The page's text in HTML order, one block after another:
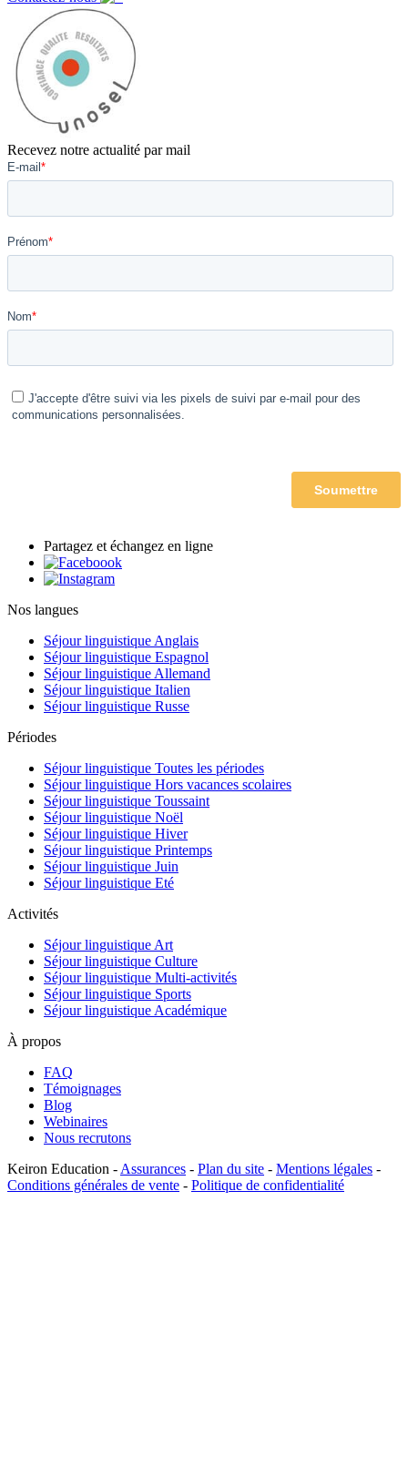
Recevez notre actualité par mail
Partagez et échangez en ligne
Nos langues
Séjour linguistique Anglais
Séjour linguistique Espagnol
Séjour linguistique Allemand
Séjour linguistique Italien
Séjour linguistique Russe
Périodes
Séjour linguistique Toutes les périodes
Séjour linguistique Hors vacances scolaires
Séjour linguistique Toussaint
Séjour linguistique Noël
Séjour linguistique Hiver
Séjour linguistique Printemps
Séjour linguistique Juin
Séjour linguistique Eté
Activités
Séjour linguistique Art
Séjour linguistique Culture
Séjour linguistique Multi-activités
Séjour linguistique Sports
Séjour linguistique Académique
À propos
FAQ
Témoignages
Blog
Webinaires
Nous recrutons
Keiron Education - Assurances - Plan du site - Mentions légales -
Conditions générales de vente - Politique de confidentialité